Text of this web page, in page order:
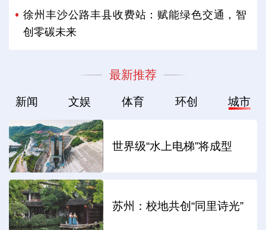
徐州丰沙公路丰县收费站：赋能绿色交通，智
创零碳未来
最新推荐
新闻 文娱 体育 环创 城市
世界级“水上电梯”将成型
苏州：校地共创“同里诗光”